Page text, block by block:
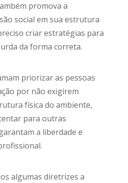
promova a
social em sua estrutura
criar estratégias para
da forma correta.
priorizar as pessoas
por não exigirem
física do ambiente,
para outras
a liberdade e
algumas diretrizes a